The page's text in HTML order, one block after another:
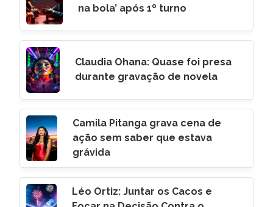
na bola’ após 1º turno
Claudia Ohana: Quase foi presa
durante gravação de novela
Camila Pitanga grava cena de
ação sem saber que estava
grávida
Léo Ortiz: Juntar os Cacos e